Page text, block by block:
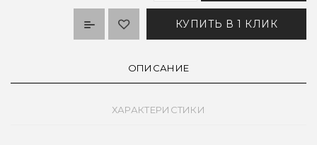
КУПИТЬ В 1 КЛИК
ОПИСАНИЕ
ХАРАКТЕРИСТИКИ